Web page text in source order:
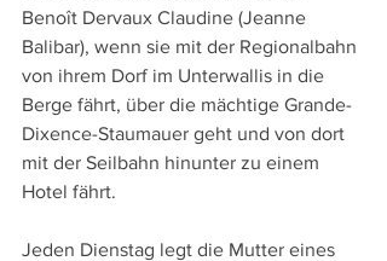
Benoît Dervaux Claudine (Jeanne
Balibar), wenn sie mit der Regionalbahn
von ihrem Dorf im Unterwallis in die
Berge fährt, über die mächtige Grande-
Dixence-Staumauer geht und von dort
mit der Seilbahn hinunter zu einem
Hotel fährt.
Jeden Dienstag legt die Mutter eines